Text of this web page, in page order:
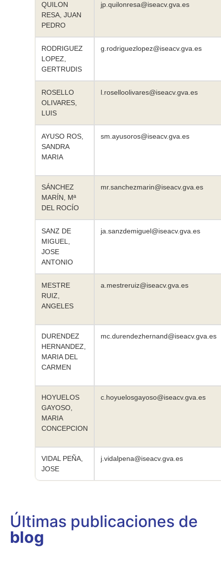
QUILON
RESA, JUAN
PEDRO
jp.quilonresa@iseacv.gva.es
RODRIGUEZ
LOPEZ,
GERTRUDIS
g.rodriguezlopez@iseacv.gva.es
ROSELLO
OLIVARES,
LUIS
l.roselloolivares@iseacv.gva.es
AYUSO ROS,
SANDRA
MARIA
sm.ayusoros@iseacv.gva.es
SÁNCHEZ
MARÍN, Mª
DEL ROCÍO
mr.sanchezmarin@iseacv.gva.es
SANZ DE
MIGUEL,
JOSE
ANTONIO
ja.sanzdemiguel@iseacv.gva.es
MESTRE
RUIZ,
ANGELES
a.mestreruiz@iseacv.gva.es
DURENDEZ
HERNANDEZ,
MARIA DEL
CARMEN
mc.durendezhernand@iseacv.gva.es
HOYUELOS
GAYOSO,
MARIA
CONCEPCION
c.hoyuelosgayoso@iseacv.gva.es
VIDAL PEÑA,
JOSE
j.vidalpena@iseacv.gva.es
Últimas publicaciones de
blog